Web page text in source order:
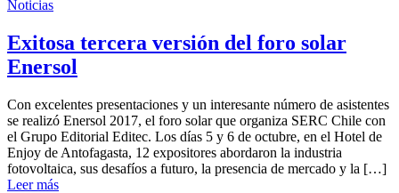
Noticias
Exitosa tercera versión del foro solar
Enersol
Con excelentes presentaciones y un interesante número de asistentes
se realizó Enersol 2017, el foro solar que organiza SERC Chile con
el Grupo Editorial Editec. Los días 5 y 6 de octubre, en el Hotel de
Enjoy de Antofagasta, 12 expositores abordaron la industria
fotovoltaica, sus desafíos a futuro, la presencia de mercado y la […]
Leer más